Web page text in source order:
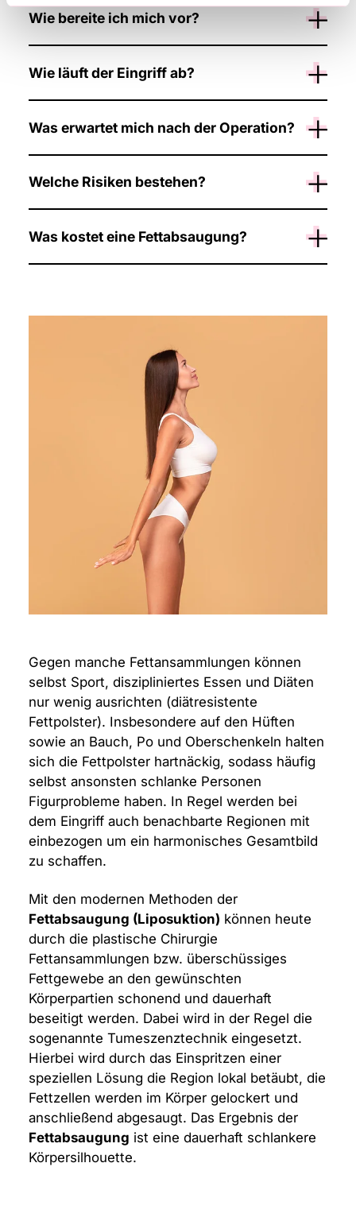
Wie bereite ich mich vor?
Wie läuft der Eingriff ab?
Was erwartet mich nach der Operation?
Welche Risiken bestehen?
Was kostet eine Fettabsaugung?
Gegen manche Fettansammlungen können
selbst Sport, diszipliniertes Essen und Diäten
nur wenig ausrichten (diätresistente
Fettpolster). Insbesondere auf den Hüften
sowie an Bauch, Po und Oberschenkeln halten
sich die Fettpolster hartnäckig, sodass häufig
selbst ansonsten schlanke Personen
Figurprobleme haben. In Regel werden bei
dem Eingriff auch benachbarte Regionen mit
einbezogen um ein harmonisches Gesamtbild
zu schaffen.
Mit den modernen Methoden der
Fettabsaugung (Liposuktion) können heute
durch die plastische Chirurgie
Fettansammlungen bzw. überschüssiges
Fettgewebe an den gewünschten
Körperpartien schonend und dauerhaft
beseitigt werden. Dabei wird in der Regel die
sogenannte Tumeszenztechnik eingesetzt.
Hierbei wird durch das Einspritzen einer
speziellen Lösung die Region lokal betäubt, die
Fettzellen werden im Körper gelockert und
anschließend abgesaugt. Das Ergebnis der
Fettabsaugung ist eine dauerhaft schlankere
Körpersilhouette.